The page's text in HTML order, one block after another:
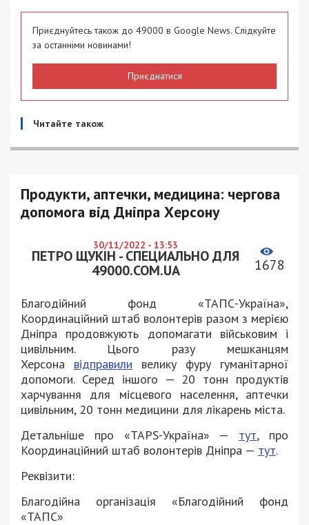
Приєднуйтесь також до 49000 в Google News. Слідкуйте
за останніми новинами!
Приєднатися
Читайте також
Продукти, аптечки, медицина: чергова
допомога від Дніпра Херсону
30/11/2022 - 13:53
ПЕТРО ЩУКІН - СПЕЦИАЛЬНО ДЛЯ
49000.COM.UA
1678
Благодійний фонд «ТАПС-Україна»,
Координаційний штаб волонтерів разом з мерією
Дніпра продовжують допомагати військовим і
цивільним. Цього разу мешканцям
Херсона відправили велику фуру гуманітарної
допомоги. Серед іншого — 20 тонн продуктів
харчування для місцевого населення, аптечки
цивільним, 20 тонн медицини для лікарень міста.
Детальніше про «TAPS-Україна» — тут, про
Координаційний штаб волонтерів Дніпра — тут.
Реквізити:
Благодійна організація «Благодійний фонд
«ТАПС»